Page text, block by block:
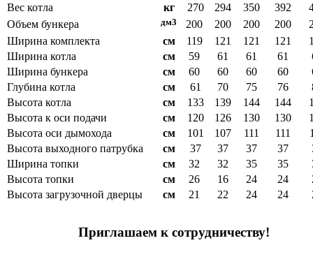
Вес котла
кг 270 294 350 392
Объем бункера
дм3 200 200 200 200
Ширина комплекта
см 119 121 121 121
Ширина котла
см 59 61 61 61
Ширина бункера
см 60 60 60 60
Глубина котла
см 61 70 75 76
Высота котла
см 133 139 144 144
Высота к оси подачи
см 120 126 130 130
Высота оси дымохода
см 101 107 111 111
Высота выходного патрубка
см 37 37 37 37
Ширина топки
см 32 32 35 35
Высота топки
см 26 16 24 24
Высота загрузочной дверцы
см 21 22 24 24
Приглашаем к сотрудничеству!